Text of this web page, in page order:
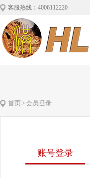
客服热线：4006112220
首页>会员登录
账号登录